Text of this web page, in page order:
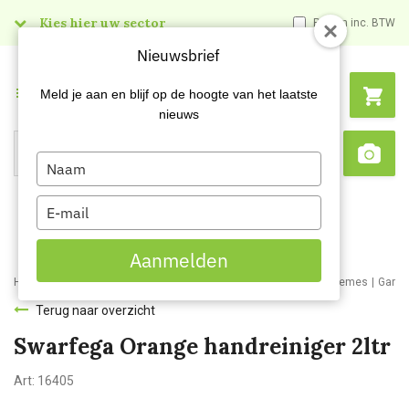
Kies hier uw sector Prijzen inc. BTW
Search
Menu
Home Webshop Schoonmaakartikelen Handzepen en huidcremes
Terug naar overzicht
Swarfega Orange handreiniger 2ltr
Art: 16405
Nieuwsbrief
Meld je aan en blijf op de hoogte van het laatste
nieuws
Type
your
name
Type
your
email
Aanmelden